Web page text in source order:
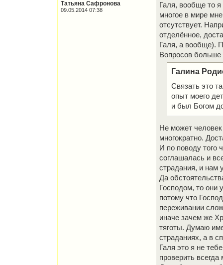
Татьяна Сафронова
09.05.2014 07:38
Галя, вообще то
многое в мире
отсутствует.
отделённое,
Галя, а вообще).
Вопросов больше
Галина
Связать это
опыт моего
и был Богом
Не может
многократно.
И по поводу того
соглашалась и
страдания, и нам
Да
Господом, то они
потому что
переживании
иначе зачем же
тяготы. Думаю
страданиях, а в
Галя это я не
проверить